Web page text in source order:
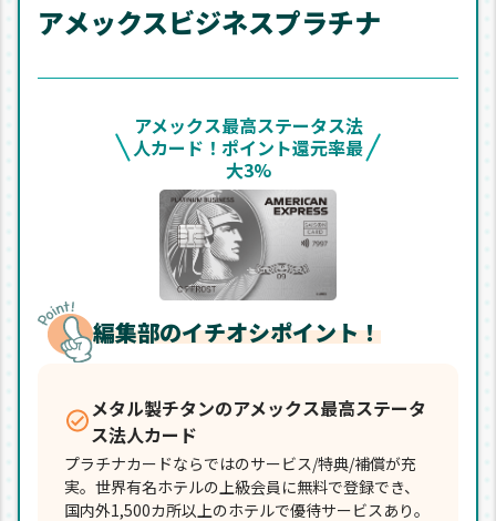
アメックスビジネスプラチナ
アメックス最高ステータス法
人カード！ポイント還元率最
大3%
編集部のイチオシポイント！
メタル製チタンのアメックス最高ステータ
ス法人カード
プラチナカードならではのサービス/特典/補償が充
実。世界有名ホテルの上級会員に無料で登録でき、
国内外1,500カ所以上のホテルで優待サービスあり。